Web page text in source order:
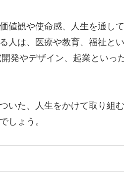
値観や使命感、人生を通し
人は、医療や教育、福祉と
発やデザイン、起業といっ
いた、人生をかけて取り組
しょう。